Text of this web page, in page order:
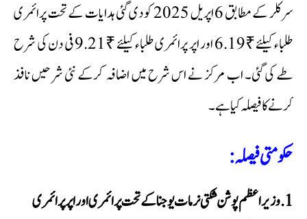
سرکلر کے مطابق 6 اپریل 2025 کو دی گئی ہدایات کے تحت پرائمری
طلباء کیلئے ₹6.19 اور اپر پرائمری طلباء کیلئے ₹9.21 فی دن کی شرح
طے کی گئی۔ اب مرکز نے اس شرح میں اضافہ کرکے نئی شرحیں نافذ
کرنے کا فیصلہ کیا ہے۔
حکومتی فیصلہ:
وزیراعظم پوشن شکتی نرمات یوجنا کے تحت پرائمری اور اپر پرائمری